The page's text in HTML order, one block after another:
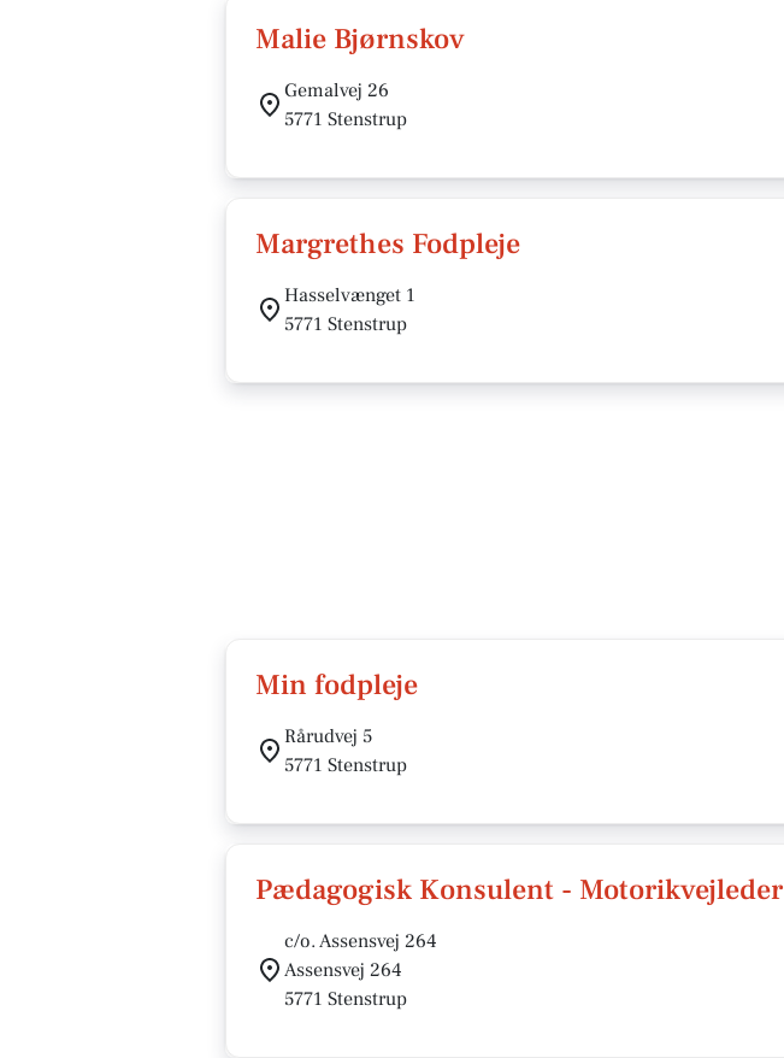
Malie Bjørnskov
Gemalvej 26
5771 Stenstrup
Margrethes Fodpleje
Hasselvænget 1
5771 Stenstrup
Min fodpleje
Rårudvej 5
5771 Stenstrup
Pædagogisk Konsulent - Motorikvejleder
c/o. Assensvej 264
Assensvej 264
5771 Stenstrup